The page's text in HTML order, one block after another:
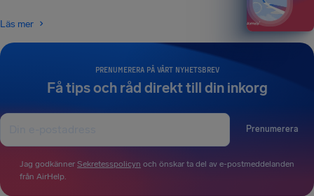
PRENUMERERA PÅ VÅRT NYHETSBREV
Få tips och råd direkt till din inkorg
Prenumerera
Jag godkänner Sekretesspolicyn och önskar ta del av e-postmeddelanden
från AirHelp.
Läs mer